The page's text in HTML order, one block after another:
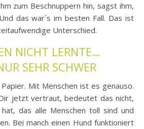
zum Beschnuppern hin, sagst ihm,
das war´s im besten Fall. Das ist
Unterschied.
NICHT LERNTE…
SEHR SCHWER
Mit Menschen ist es genauso.
jetzt vertraut, bedeutet das nicht,
das alle Menschen toll sind und
Bei manch einen Hund funktioniert